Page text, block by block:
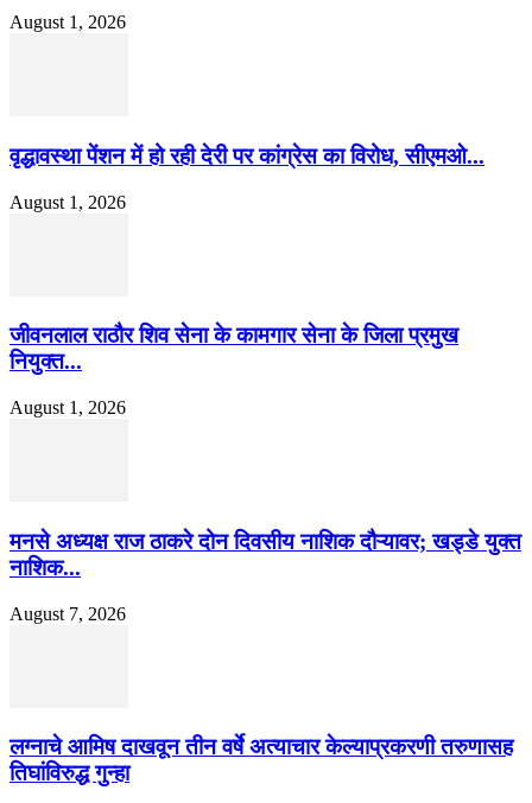
August 1, 2026
वृद्धावस्था पेंशन में हो रही देरी पर कांग्रेस का विरोध, सीएमओ...
August 1, 2026
जीवनलाल राठौर शिव सेना के कामगार सेना के जिला प्रमुख
नियुक्त...
August 1, 2026
मनसे अध्यक्ष राज ठाकरे दोन दिवसीय नाशिक दौऱ्यावर; खड्डे युक्त
नाशिक...
August 7, 2026
लग्नाचे आमिष दाखवून तीन वर्षे अत्याचार केल्याप्रकरणी तरुणासह
तिघांविरुद्ध गुन्हा